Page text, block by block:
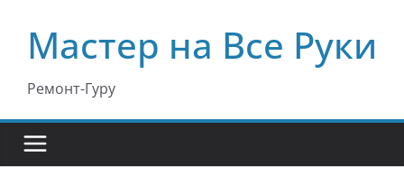
содержимому
Мастер на Все Руки
Ремонт-Гуру